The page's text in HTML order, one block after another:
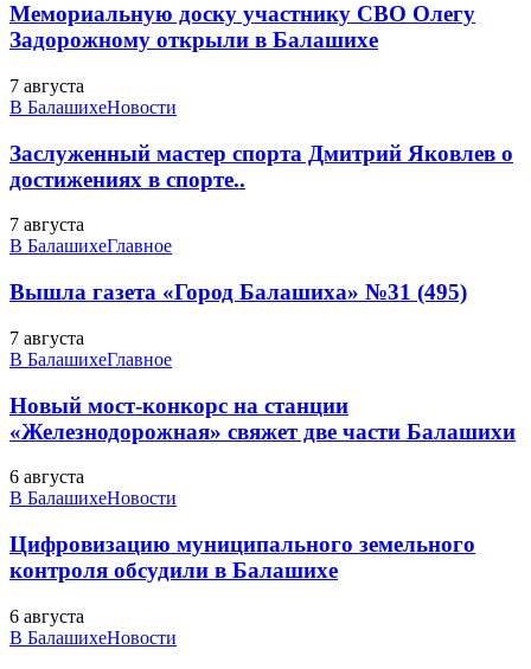
Мемориальную доску участнику СВО Олегу
Задорожному открыли в Балашихе
7 августа
В БалашихеНовости
Заслуженный мастер спорта Дмитрий Яковлев о
достижениях в спорте..
7 августа
В БалашихеГлавное
Вышла газета «Город Балашиха» №31 (495)
7 августа
В БалашихеГлавное
Новый мост-конкорс на станции
«Железнодорожная» свяжет две части Балашихи
6 августа
В БалашихеНовости
Цифровизацию муниципального земельного
контроля обсудили в Балашихе
6 августа
В БалашихеНовости